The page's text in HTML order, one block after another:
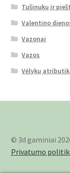
Tušinukų ir
Valentino
Vazonai
Vazos
Vėlykų
© 3d gaminiai
Privatumo